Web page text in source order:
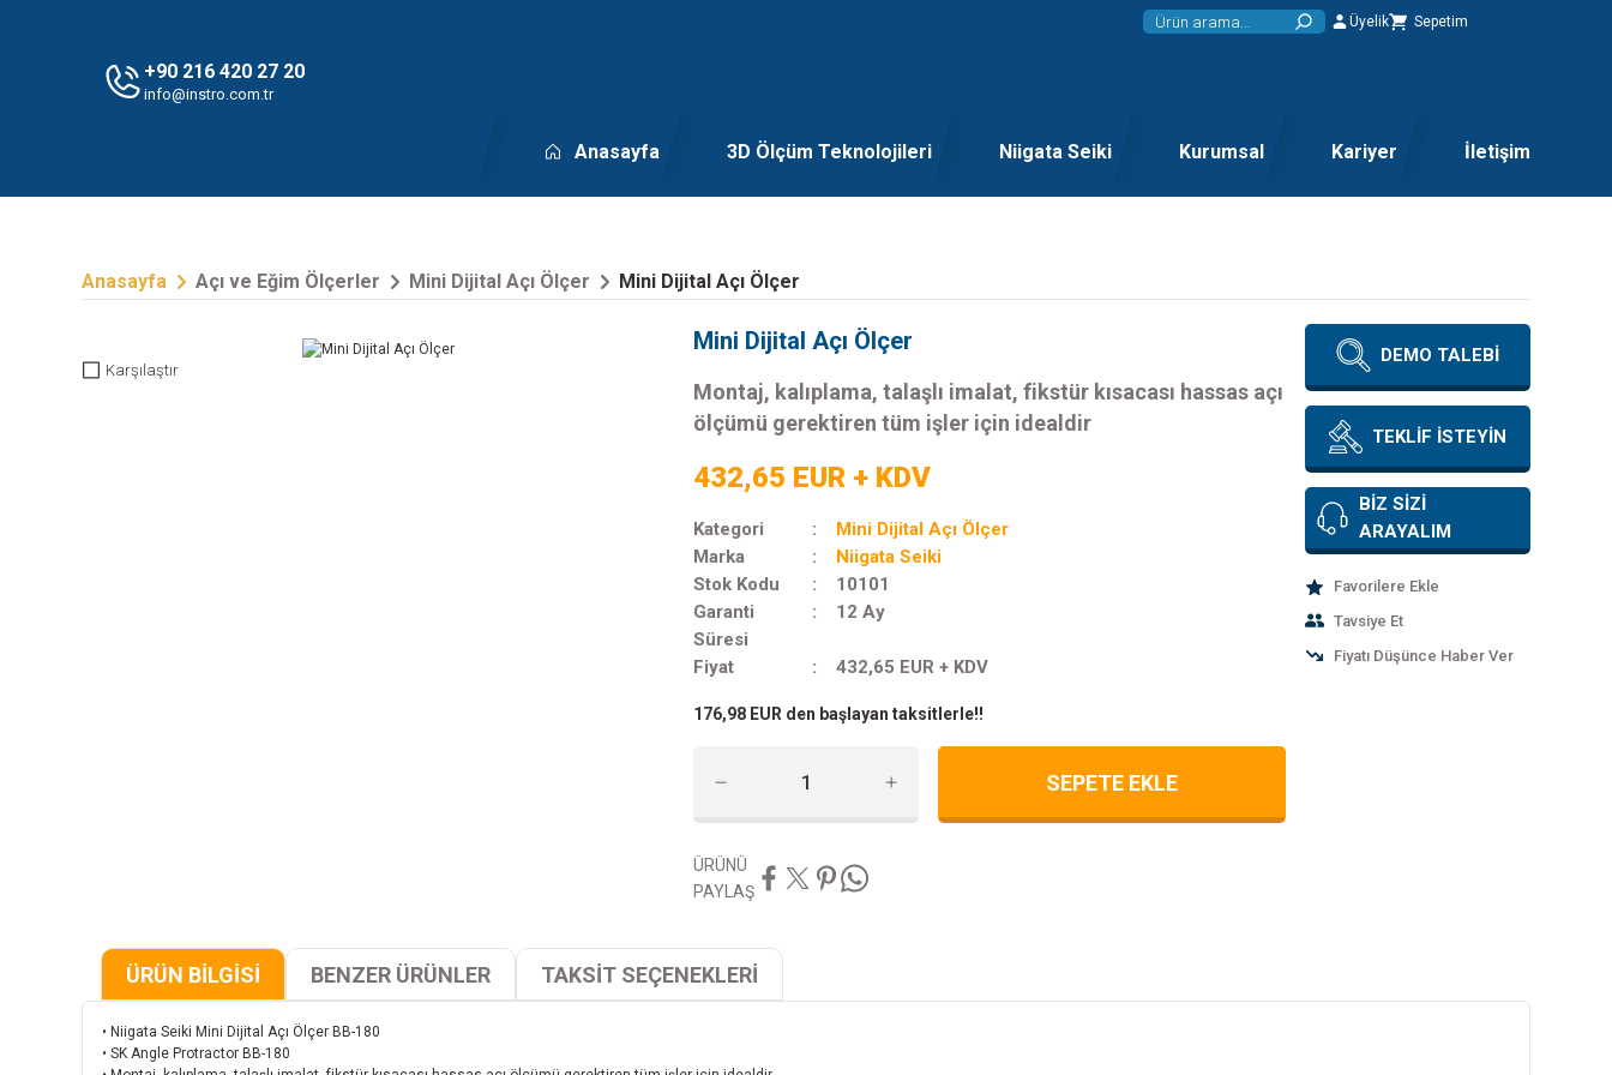
Üyelik Sepetim
+90 216 420 27 20
info@instro.com.tr
Anasayfa 3D Ölçüm Teknolojileri Niigata Seiki Kurumsal Kariyer İletişim
Anasayfa Açı ve Eğim Ölçerler Mini Dijital Açı Ölçer Mini Dijital Açı Ölçer
Karşılaştır
Mini Dijital Açı Ölçer
Montaj, kalıplama, talaşlı imalat, fikstür kısacası hassas açı
ölçümü gerektiren tüm işler için idealdir
432,65 EUR + KDV
Kategori
Mini Dijital Açı Ölçer
Marka
Niigata Seiki
Stok Kodu
10101
Garanti
Süresi
12 Ay
Fiyat 432,65 EUR + KDV
176,98 EUR den başlayan taksitlerle!!
SEPETE EKLE
ÜRÜNÜ
PAYLAŞ
DEMO TALEBİ
TEKLİF İSTEYİN
BİZ SİZİ
ARAYALIM
Tavsiye Et
Fiyatı Düşünce Haber Ver
ÜRÜN BİLGİSİ BENZER ÜRÜNLER TAKSİT SEÇENEKLERİ
• Niigata Seiki Mini Dijital Açı Ölçer BB-180
• SK Angle Protractor BB-180